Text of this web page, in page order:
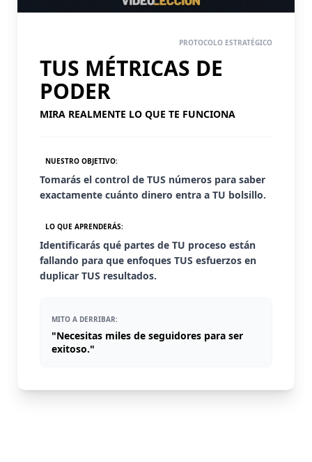
PROTOCOLO ESTRATÉGICO
TUS MÉTRICAS DE
PODER
MIRA REALMENTE LO QUE TE FUNCIONA
NUESTRO OBJETIVO:
Tomarás el control de TUS números para saber
exactamente cuánto dinero entra a TU bolsillo.
LO QUE APRENDERÁS:
Identificarás qué partes de TU proceso están
fallando para que enfoques TUS esfuerzos en
duplicar TUS resultados.
MITO A DERRIBAR:
"Necesitas miles de seguidores para ser
exitoso."